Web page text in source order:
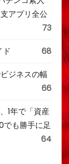
アプリ全公
73
ド 68
ジネスの幅
66
1年で「資産
でも勝手に足
64